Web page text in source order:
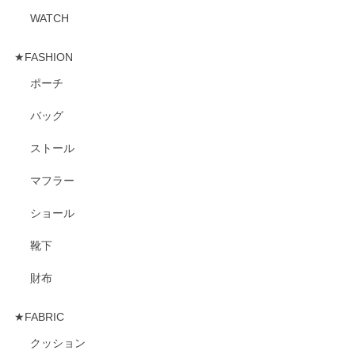
WATCH
★FASHION
ポーチ
バッグ
ストール
マフラー
ショール
靴下
財布
★FABRIC
クッション